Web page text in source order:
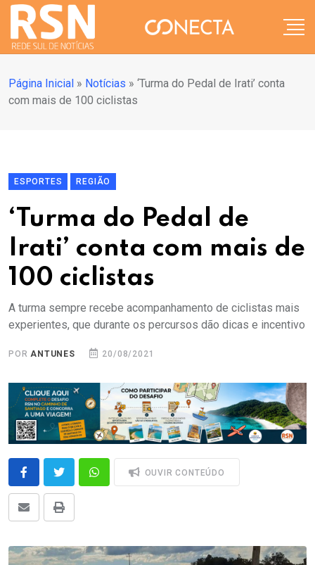
Página Inicial » Notícias » ‘Turma do Pedal de Irati’ conta
com mais de 100 ciclistas
ESPORTES REGIÃO
‘Turma do Pedal de
Irati’ conta com mais de
100 ciclistas
A turma sempre recebe acompanhamento de ciclistas mais
experientes, que durante os percursos dão dicas e incentivo
PORANTUNES 20/08/2021
OUVIR CONTEÚDO